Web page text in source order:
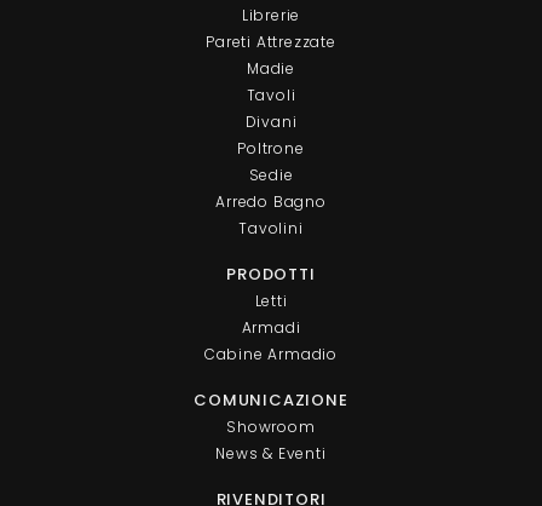
Librerie
Pareti Attrezzate
Madie
Tavoli
Divani
Poltrone
Sedie
Arredo Bagno
Tavolini
PRODOTTI
Letti
Armadi
Cabine Armadio
COMUNICAZIONE
Showroom
News & Eventi
RIVENDITORI